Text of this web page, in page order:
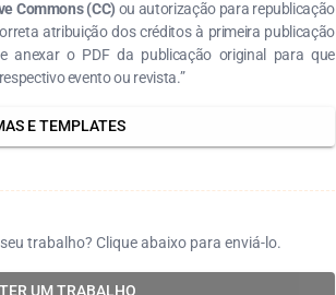
Commons (CC) ou autorização para republicação
atribuição dos créditos à primeira publicação
anexar o PDF da publicação original para que
evento ou revista.”
E TEMPLATES
trabalho? Clique abaixo para enviá-lo.
UM TRABALHO